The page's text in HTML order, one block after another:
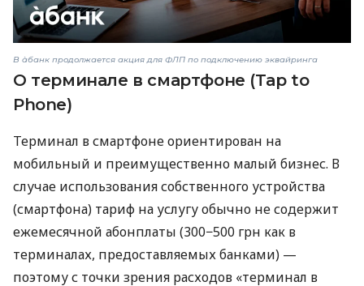
В àбанк продолжается акция для ФЛП по подключению эквайринга
О терминале в смартфоне (Tap to
Phone)
Терминал в смартфоне ориентирован на
мобильный и преимущественно малый бизнес. В
случае использования собственного устройства
(смартфона) тариф на услугу обычно не содержит
ежемесячной абонплаты (300−500 грн как в
терминалах, предоставляемых банками) —
поэтому с точки зрения расходов «терминал в